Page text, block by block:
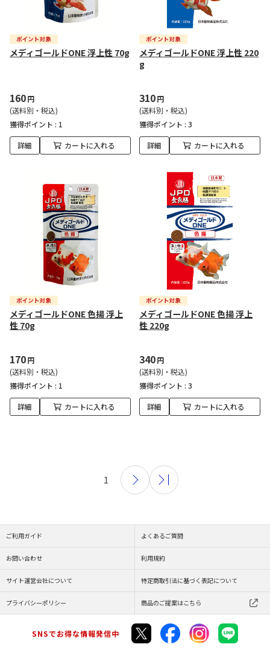
メディゴールドONE 浮上性 70g
160円
(送料別・税込)
獲得ポイント : 1
詳細 カートに入れる
メディゴールドONE 浮上性 220
g
310円
(送料別・税込)
獲得ポイント : 3
詳細 カートに入れる
メディゴールドONE 色揚 浮上
性 70g
170円
(送料別・税込)
獲得ポイント : 1
詳細 カートに入れる
メディゴールドONE 色揚 浮上
性 220g
340円
(送料別・税込)
獲得ポイント : 3
詳細 カートに入れる
1
ご利用ガイド よくあるご質問
お問い合わせ 利用規約
サイト運営会社について 特定商取引法に基づく表記について
プライバシーポリシー 商品のご提案はこちら
SNSでお得な情報発信中